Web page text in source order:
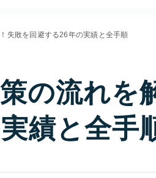
失敗を回避する26年の実績と全手順
の流れを
績と全手